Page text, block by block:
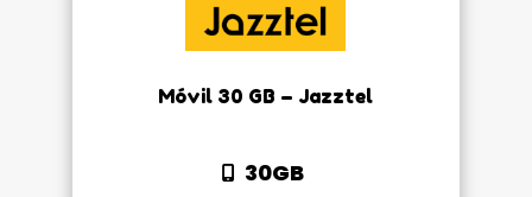
Móvil 30 GB – Jazztel
30GB